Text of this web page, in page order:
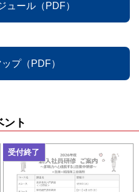
ュール（PDF）
プ（PDF）
ント
受付終了